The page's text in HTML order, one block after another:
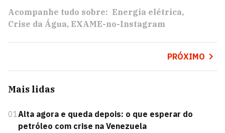
Acompanhe tudo sobre: Energia elétrica
Crise da Água EXAME-no-Instagram
PRÓXIMO
Mais lidas
01Alta agora e queda depois: o que esperar do
petróleo com crise na Venezuela